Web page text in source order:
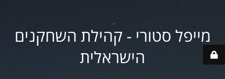
מייפל סטורי - קהילת השחקנים
הישראלית